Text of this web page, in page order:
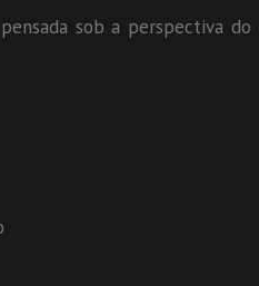
sob a perspectiva